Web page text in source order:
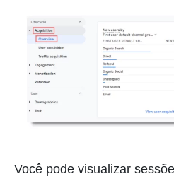
Você pode visualizar